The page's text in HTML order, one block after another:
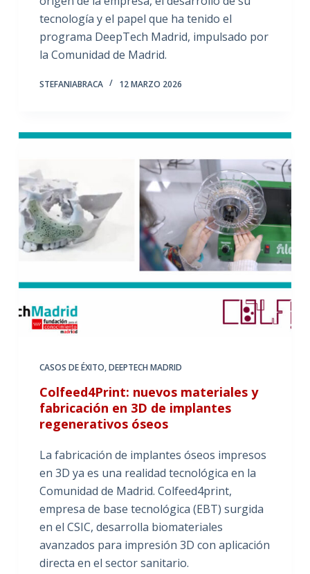
tecnología y el papel que ha tenido el
programa DeepTech Madrid, impulsado por
la Comunidad de Madrid.
STEFANIABRACA 12 MARZO 2026
CASOS DE ÉXITO,DEEPTECH MADRID
Colfeed4Print: nuevos materiales y
fabricación en 3D de implantes
regenerativos óseos
La fabricación de implantes óseos impresos
en 3D ya es una realidad tecnológica en la
Comunidad de Madrid. Colfeed4print,
empresa de base tecnológica (EBT) surgida
en el CSIC, desarrolla biomateriales
avanzados para impresión 3D con aplicación
directa en el sector sanitario.